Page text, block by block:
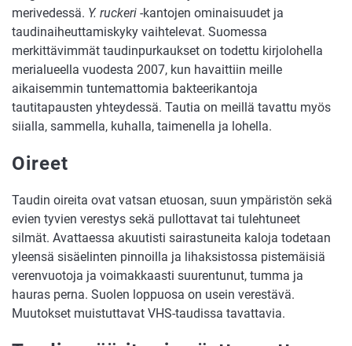
merivedessä. Y. ruckeri -kantojen ominaisuudet ja
taudinaiheuttamiskyky vaihtelevat. Suomessa
merkittävimmät taudinpurkaukset on todettu kirjolohella
merialueella vuodesta 2007, kun havaittiin meille
aikaisemmin tuntemattomia bakteerikantoja
tautitapausten yhteydessä. Tautia on meillä tavattu myös
siialla, sammella, kuhalla, taimenella ja lohella.
Oireet
Taudin oireita ovat vatsan etuosan, suun ympäristön sekä
evien tyvien verestys sekä pullottavat tai tulehtuneet
silmät. Avattaessa akuutisti sairastuneita kaloja todetaan
yleensä sisäelinten pinnoilla ja lihaksistossa pistemäisiä
verenvuotoja ja voimakkaasti suurentunut, tumma ja
hauras perna. Suolen loppuosa on usein verestävä.
Muutokset muistuttavat VHS-taudissa tavattavia.